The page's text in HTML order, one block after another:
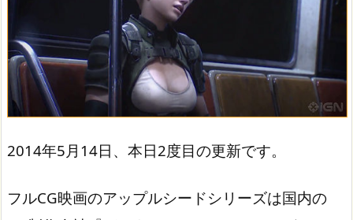
2014年5月14日、本日2度目の更新です。
フルCG映画のアップルシードシリーズは国内の